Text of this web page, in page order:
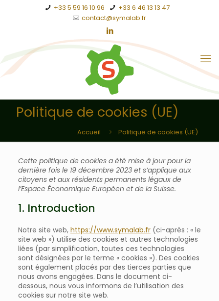
+33 5 59 16 10 96
+33 6 46 13 13 47
contact@symalab.fr
Politique de cookies (UE)
Accueil Politique de cookies (UE)
Cette politique de cookies a été mise à jour pour la
dernière fois le 19 décembre 2023 et s’applique aux
citoyens et aux résidents permanents légaux de
l’Espace Économique Européen et de la Suisse.
1. Introduction
Notre site web, https://www.symalab.fr(ci-après : « le
site web ») utilise des cookies et autres technologies
liées (par simplification, toutes ces technologies
sont désignées par le terme « cookies »). Des cookies
sont également placés par des tierces parties que
nous avons engagées. Dans le document ci-
dessous, nous vous informons de l’utilisation des
cookies sur notre site web.